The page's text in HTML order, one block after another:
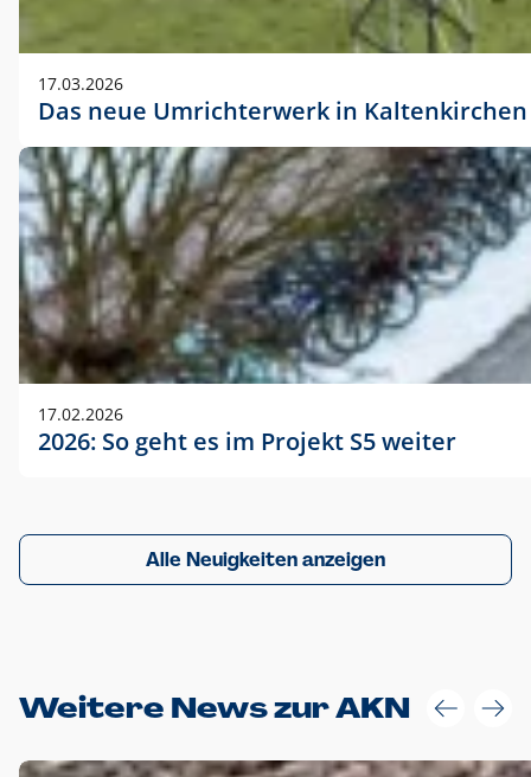
17.03.2026
Das neue Umrichterwerk in Kaltenkirchen
17.02.2026
2026: So geht es im Projekt S5 weiter
Alle Neuigkeiten anzeigen
Weitere News zur AKN